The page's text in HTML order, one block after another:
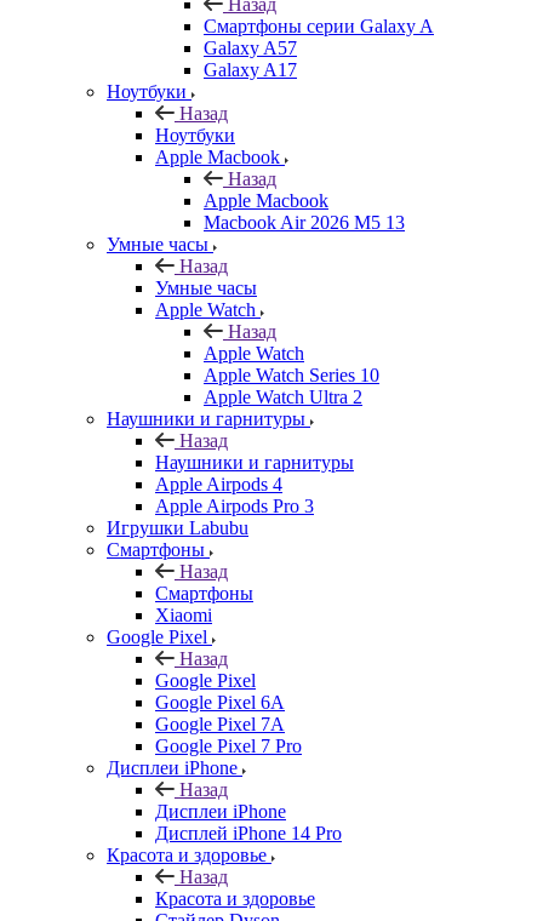
Назад
Смартфоны серии Galaxy A
Galaxy A57
Galaxy A17
Ноутбуки
Назад
Ноутбуки
Apple Macbook
Назад
Apple Macbook
Macbook Air 2026 M5 13
Умные часы
Назад
Умные часы
Apple Watch
Назад
Apple Watch
Apple Watch Series 10
Apple Watch Ultra 2
Наушники и гарнитуры
Назад
Наушники и гарнитуры
Apple Airpods 4
Apple Airpods Pro 3
Игрушки Labubu
Смартфоны
Назад
Смартфоны
Xiaomi
Google Pixel
Назад
Google Pixel
Google Pixel 6A
Google Pixel 7А
Google Pixel 7 Pro
Дисплеи iPhone
Назад
Дисплеи iPhone
Дисплей iPhone 14 Pro
Красота и здоровье
Назад
Красота и здоровье